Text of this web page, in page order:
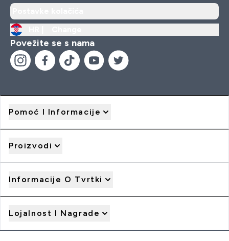
Povežite se s nama
Pomoć I Informacije
Proizvodi
Informacije O Tvrtki
Lojalnost I Nagrade